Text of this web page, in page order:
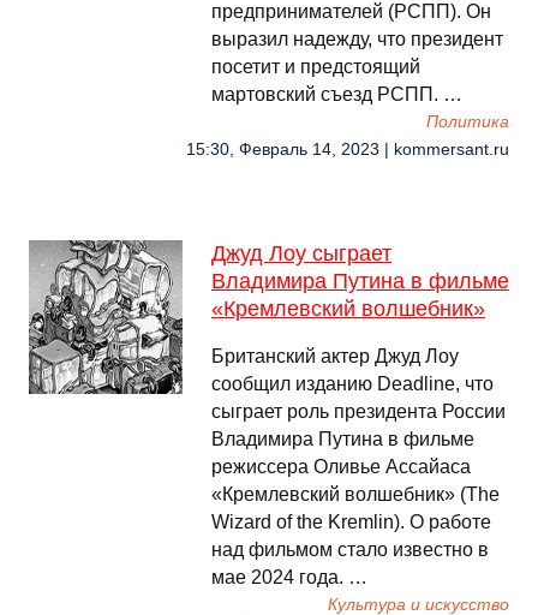
предпринимателей (РСПП). Он
выразил надежду, что президент
посетит и предстоящий
мартовский съезд РСПП. …
Политика
15:30, Февраль 14, 2023 | kommersant.ru
Джуд Лоу сыграет
Владимира Путина в фильме
«Кремлевский волшебник»
Британский актер Джуд Лоу
сообщил изданию Deadline, что
сыграет роль президента России
Владимира Путина в фильме
режиссера Оливье Ассайаса
«Кремлевский волшебник» (The
Wizard of the Kremlin). О работе
над фильмом стало известно в
мае 2024 года. …
Культура и искусство